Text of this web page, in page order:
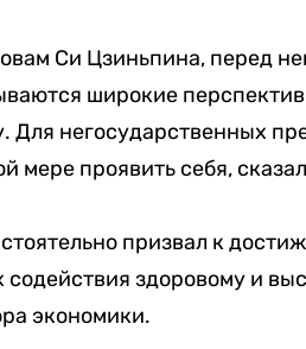
Си Цзиньпина, перед
широкие
Для негосударственных
мере проявить себя,
призвал к
содействия здоровому и
экономики.